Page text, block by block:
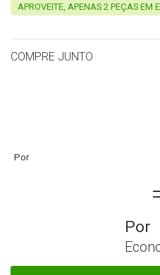
APROVEITE, APENAS 2 PEÇAS EM
COMPRE JUNTO